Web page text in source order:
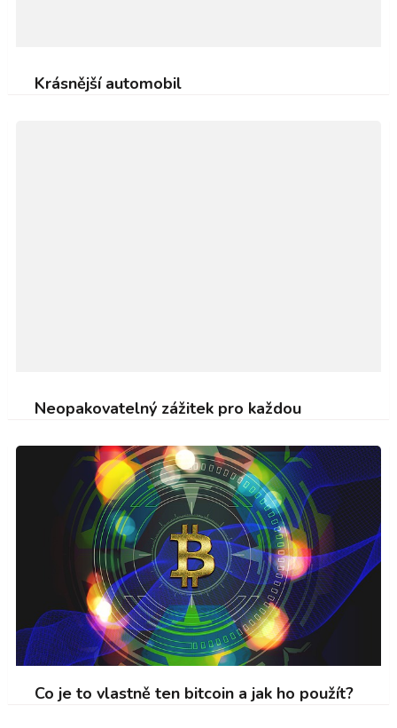
Krásnější automobil
Neopakovatelný zážitek pro každou
Co je to vlastně ten bitcoin a jak ho použít?